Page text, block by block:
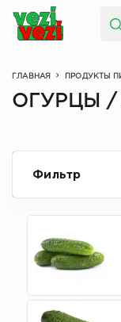
ГЛАВНАЯ ПРОДУКТЫ
ОГУРЦЫ
Фильтр